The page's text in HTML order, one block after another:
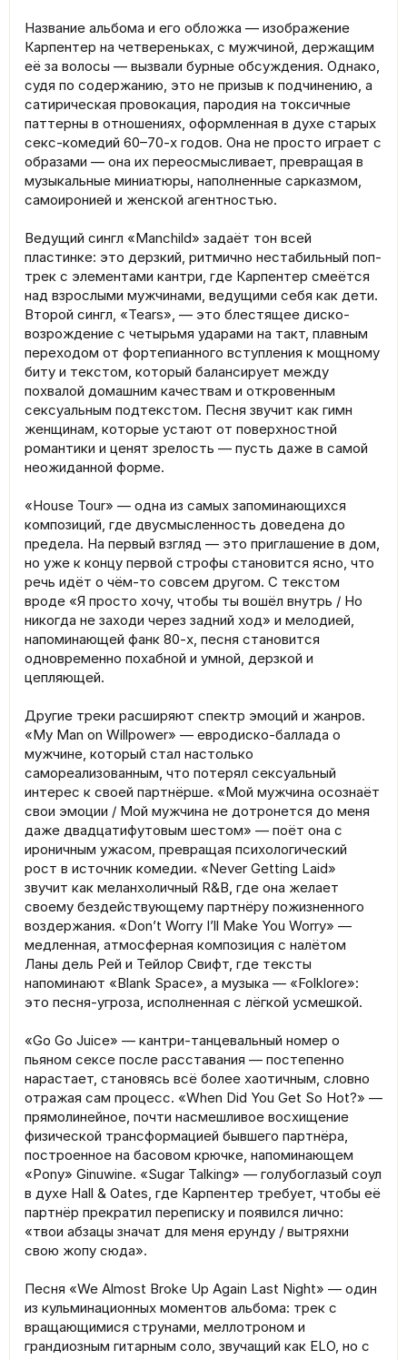
Название альбома и его обложка — изображение
Карпентер на четвереньках, с мужчиной, держащим
её за волосы — вызвали бурные обсуждения. Однако,
судя по содержанию, это не призыв к подчинению, а
сатирическая провокация, пародия на токсичные
паттерны в отношениях, оформленная в духе старых
секс-комедий 60–70-х годов. Она не просто играет с
образами — она их переосмысливает, превращая в
музыкальные миниатюры, наполненные сарказмом,
самоиронией и женской агентностью.
Ведущий сингл «Manchild» задаёт тон всей
пластинке: это дерзкий, ритмично нестабильный поп-
трек с элементами кантри, где Карпентер смеётся
над взрослыми мужчинами, ведущими себя как дети.
Второй сингл, «Tears», — это блестящее диско-
возрождение с четырьмя ударами на такт, плавным
переходом от фортепианного вступления к мощному
биту и текстом, который балансирует между
похвалой домашним качествам и откровенным
сексуальным подтекстом. Песня звучит как гимн
женщинам, которые устают от поверхностной
романтики и ценят зрелость — пусть даже в самой
неожиданной форме.
«House Tour» — одна из самых запоминающихся
композиций, где двусмысленность доведена до
предела. На первый взгляд — это приглашение в дом,
но уже к концу первой строфы становится ясно, что
речь идёт о чём-то совсем другом. С текстом
вроде «Я просто хочу, чтобы ты вошёл внутрь / Но
никогда не заходи через задний ход» и мелодией,
напоминающей фанк 80-х, песня становится
одновременно похабной и умной, дерзкой и
цепляющей.
Другие треки расширяют спектр эмоций и жанров.
«My Man on Willpower» — евродиско-баллада о
мужчине, который стал настолько
самореализованным, что потерял сексуальный
интерес к своей партнёрше. «Мой мужчина осознаёт
свои эмоции / Мой мужчина не дотронется до меня
даже двадцатифутовым шестом» — поёт она с
ироничным ужасом, превращая психологический
рост в источник комедии. «Never Getting Laid»
звучит как меланхоличный R&B, где она желает
своему бездействующему партнёру пожизненного
воздержания. «Don’t Worry I’ll Make You Worry» —
медленная, атмосферная композиция с налётом
Ланы дель Рей и Тейлор Свифт, где тексты
напоминают «Blank Space», а музыка — «Folklore»:
это песня-угроза, исполненная с лёгкой усмешкой.
«Go Go Juice» — кантри-танцевальный номер о
пьяном сексе после расставания — постепенно
нарастает, становясь всё более хаотичным, словно
отражая сам процесс. «When Did You Get So Hot?» —
прямолинейное, почти насмешливое восхищение
физической трансформацией бывшего партнёра,
построенное на басовом крючке, напоминающем
«Pony» Ginuwine. «Sugar Talking» — голубоглазый соул
в духе Hall & Oates, где Карпентер требует, чтобы её
партнёр прекратил переписку и появился лично:
«твои абзацы значат для меня ерунду / вытряхни
свою жопу сюда».
Песня «We Almost Broke Up Again Last Night» — один
из кульминационных моментов альбома: трек с
вращающимися струнами, меллотроном и
грандиозным гитарным соло, звучащий как ELO, но с